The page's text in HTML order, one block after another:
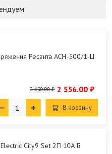
Ресанта АСН-500/1-Ц
2 690.00 ₽ 2 556.00 ₽
В корзину
City9 Set 2П 10А В